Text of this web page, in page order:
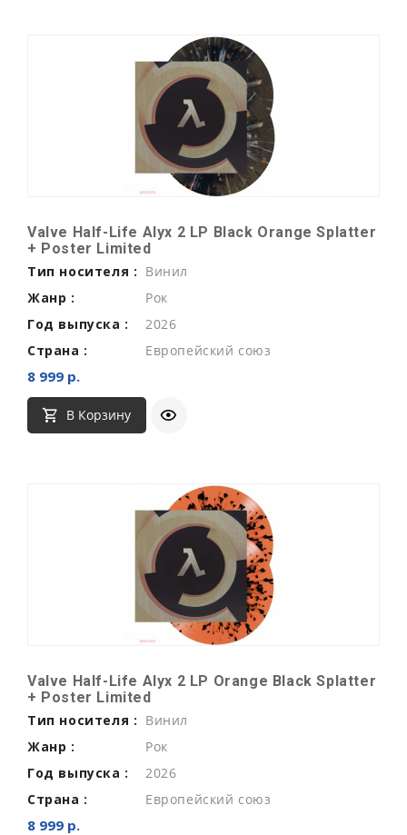
Valve Half-Life Alyx 2 LP Black Orange Splatter
+ Poster Limited
Тип носителя : Винил
Жанр :
Рок
Год выпуска :
2026
Страна :
Европейский союз
8 999 р.
В Корзину
Valve Half-Life Alyx 2 LP Orange Black Splatter
+ Poster Limited
Тип носителя : Винил
Жанр :
Рок
Год выпуска :
2026
Страна :
Европейский союз
8 999 р.